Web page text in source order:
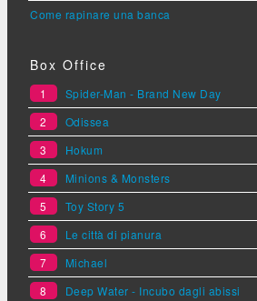
Come rapinare una banca
Box Office
1
Spider-Man - Brand New Day
2
Odissea
3
Hokum
4
Minions & Monsters
5
Toy Story 5
6
Le città di pianura
7
Michael
8
Deep Water - Incubo dagli abissi